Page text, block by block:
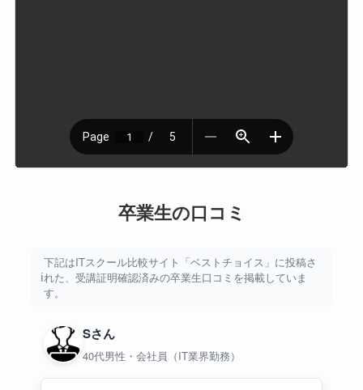
卒業生の口コミ
下記はITスクール比較サイト「ベストチョイス」に投稿さ
れた、受講証明確認済みの卒業生口コミを掲載していま
す。
Sさん
40代男性・会社員（IT業界勤務）